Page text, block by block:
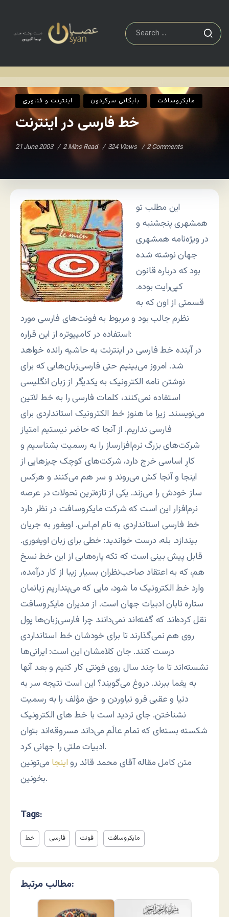
اينترنت و فناوری بایگانی سرگردون مايکروسافت
خط فارسی در اینترنت
21 June 2003 2 Mins Read 324 Views 2 Comments
این مطلب تو
همشهری پنجشنبه و
در ویژه‌نامه همشهری
جهان نوشته شده
بود که درباره قانون
کپی‌رایت بوده.
قسمتی از اون که به
نظرم جالب بود و مربوط به فونت‌های فارسی مورد
استفاده در کامپیوتره از این قراره:
در آینده خط فارسی در اینترنت به حاشیه رانده خواهد
شد. امروز می‌بینیم حتی فارسی‌زبان‌هایی که برای
نوشتن نامه الکترونیک به یکدیگر از زبان انگلیسی
استفاده نمی‌کنند، کلمات فارسی را به خط لاتین
می‌نویسند. زیرا ما هنوز خط الکترونیک استانداردی برای
فارسی نداریم. از آنجا که حاضر نیستیم امتیاز
شرکت‌های بزرگ نرم‌افزارساز را به رسمیت بشناسیم و
کارِ اساسی خرج دارد، شرکت‌های کوچک چیزهایی از
اینجا و آنجا کش می‌روند و سر هم می‌کنند و هرکس
ساز خودش را می‌زند. یکی از تازه‌ترین تحولات در عرصه
نرم‌افزار این است که شرکت مایکروسافت در نظر دارد
خط فارسی استانداردی به نام ام.اس. اویغور به جریان
بیندازد. بله، درست خواندید: خطی برای زبان اویغوری.
قابل پیش بینی است که تکه پاره‌هایی از این خط نسخ
هم، که به اعتقاد صاحب‌نظران بسیار زیبا از کار درآمده،
وارد خط الکترونیک ما شود، مایی که می‌پنداریم زبانمان
ستاره تابان ادبیات جهان است. از مدیران مایکروسافت
نقل کرده‌اند که گفته‌اند نمی‌دانند چرا فارسی‌زبان‌ها پول
روی هم نمی‌گذارند تا برای خودشان خط استانداردی
درست کنند. جان کلامشان این است: ایرانی‌ها
نشسته‌اند تا ما چند سال روی فونتی کار کنیم و بعد آنها
به یغما ببرند. دروغ می‌گویند؟ این است نتیجه سر به
دنیا و عقبی فرو نیاوردن و حق مؤلف را به رسمیت
نشناختن. جای تردید است با خط های الکترونیک
شکسته بسته‌ای که تمام عالَم می‌داند مسروقه‌اند بتوان
ادبیات ملتی را جهانی کرد.
متن کامل مقاله آقای محمد قائد رواینجا می‌تونین
بخونین.
Tags:
خط فارسی فونت مایکروسافت
مطالب مرتبط: